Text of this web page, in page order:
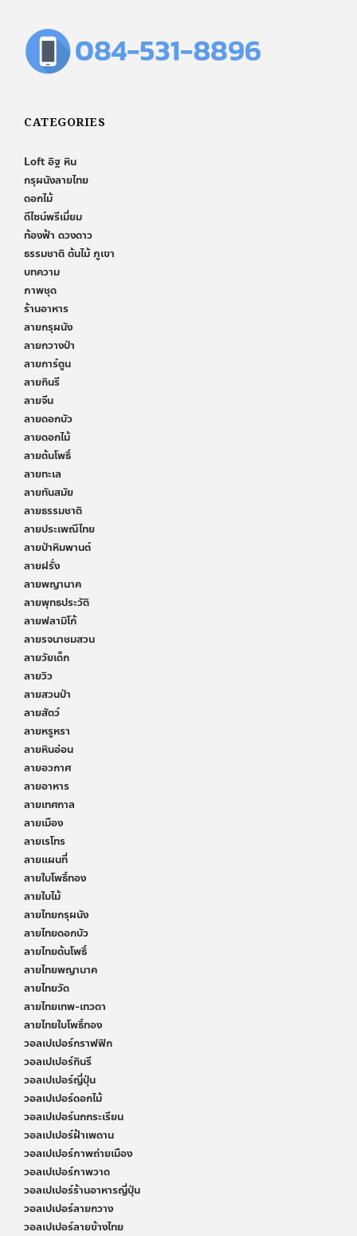
CATEGORIES
Loft อิฐ หิน
กรุผนังลายไทย
ดอกไม้
ดีไซน์พรีเมี่ยม
ท้องฟ้า ดวงดาว
ธรรมชาติ ต้นไม้ ภูเขา
บทความ
ภาพชุด
ร้านอาหาร
ลายกรุผนัง
ลายกวางป่า
ลายการ์ตูน
ลายกินรี
ลายจีน
ลายดอกบัว
ลายดอกไม้
ลายต้นโพธิ์
ลายทะเล
ลายทันสมัย
ลายธรรมชาติ
ลายประเพณีไทย
ลายป่าหิมพานต์
ลายฝรั่ง
ลายพญานาค
ลายพุทธประวัติ
ลายฟลามิโก้
ลายรจนาชมสวน
ลายวัยเด็ก
ลายวิว
ลายสวนป่า
ลายสัตว์
ลายหรูหรา
ลายหินอ่อน
ลายอวกาศ
ลายอาหาร
ลายเทศกาล
ลายเมือง
ลายเรโทร
ลายแผนที่
ลายใบโพธิ์ทอง
ลายใบไม้
ลายไทยกรุผนัง
ลายไทยดอกบัว
ลายไทยต้นโพธิ์
ลายไทยพญานาค
ลายไทยวัด
ลายไทยเทพ-เทวดา
ลายไทยใบโพธิ์ทอง
วอลเปเปอร์กราฟฟิก
วอลเปเปอร์กินรี
วอลเปเปอร์ญี่ปุ่น
วอลเปเปอร์ดอกไม้
วอลเปเปอร์นกกระเรียน
วอลเปเปอร์ฝ้าเพดาน
วอลเปเปอร์ภาพถ่ายเมือง
วอลเปเปอร์ภาพวาด
วอลเปเปอร์ร้านอาหารญี่ปุ่น
วอลเปเปอร์ลายกวาง
วอลเปเปอร์ลายข้างไทย